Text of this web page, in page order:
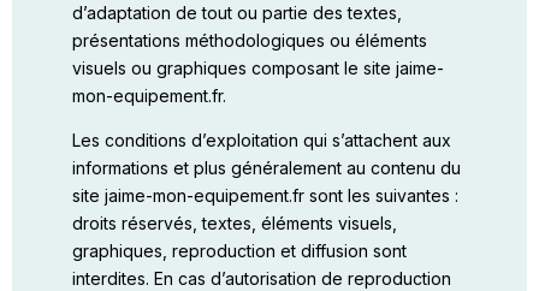
d’adaptation de tout ou partie des textes,
présentations méthodologiques ou éléments
visuels ou graphiques composant le site jaime-
mon-equipement.fr.
Les conditions d’exploitation qui s’attachent aux
informations et plus généralement au contenu du
site jaime-mon-equipement.fr sont les suivantes :
droits réservés, textes, éléments visuels,
graphiques, reproduction et diffusion sont
interdites. En cas d’autorisation de reproduction